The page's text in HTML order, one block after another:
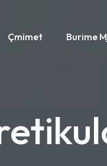
Çmimet Burime